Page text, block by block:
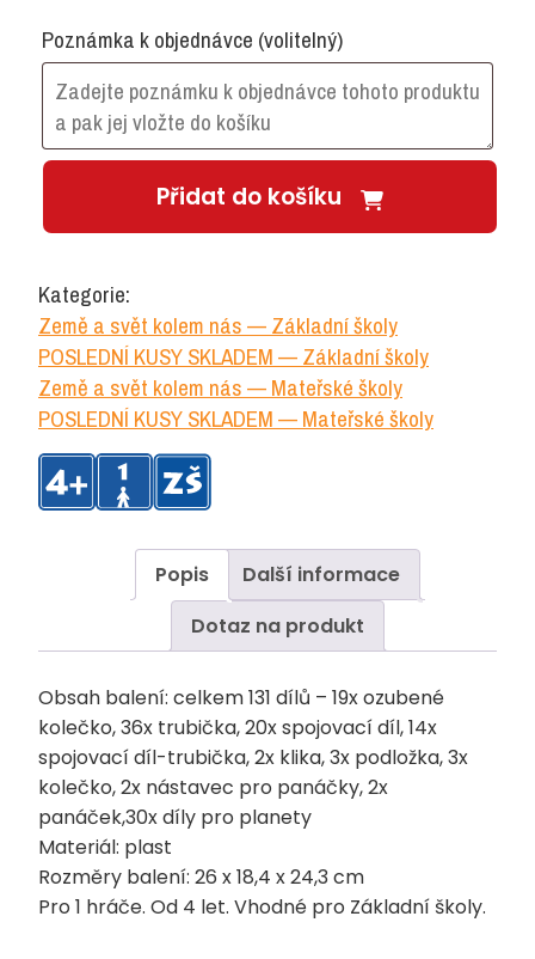
Poznámka k objednávce (volitelný)
KORBO
Přidat do košíku
Kategorie:
Země a svět kolem nás — Základní školy
POSLEDNÍ KUSY SKLADEM — Základní školy
Země a svět kolem nás — Mateřské školy
POSLEDNÍ KUSY SKLADEM — Mateřské školy
Popis
Další informace
Dotaz na produkt
Obsah balení: celkem 131 dílů – 19x ozubené
kolečko, 36x trubička, 20x spojovací díl, 14x
spojovací díl-trubička, 2x klika, 3x podložka, 3x
kolečko, 2x nástavec pro panáčky, 2x
panáček,30x díly pro planety
Materiál: plast
Rozměry balení: 26 x 18,4 x 24,3 cm
Pro 1 hráče. Od 4 let. Vhodné pro Základní školy.